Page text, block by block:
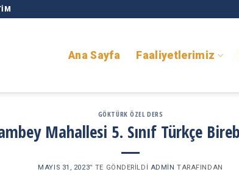
Ana Sayfa Faaliyetlerimiz
GÖKTÜRK ÖZEL DERS
Mahallesi 5. Sınıf Türkçe
MAYIS 31, 2023’' TE GÖNDERILDI ADMIN TARAFINDAN